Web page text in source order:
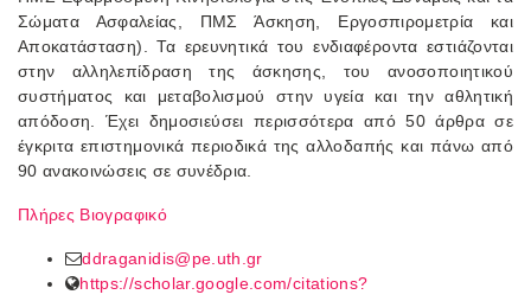
Σώματα Ασφαλείας, ΠΜΣ Άσκηση, Εργοσπιρομετρία και
Αποκατάσταση). Τα ερευνητικά του ενδιαφέροντα εστιάζονται
στην αλληλεπίδραση της άσκησης, του ανοσοποιητικού
συστήματος και μεταβολισμού στην υγεία και την αθλητική
απόδοση. Έχει δημοσιεύσει περισσότερα από 50 άρθρα σε
έγκριτα επιστημονικά περιοδικά της αλλοδαπής και πάνω από
90 ανακοινώσεις σε συνέδρια.
Πλήρες Βιογραφικό
ddraganidis@pe.uth.gr
https://scholar.google.com/citations?